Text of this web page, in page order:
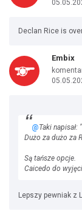
Declan Rice is
Embix
@Taki
Dużo za dużo za
Są tańsze opcje.
Caicedo do
Lepszy pewniak z